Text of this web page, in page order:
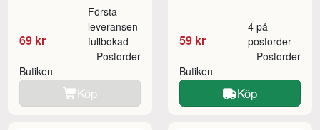
69 kr
Första
leveransen
fullbokad
Butiken
Postorder
Köp
59 kr
4 på
postorder
Butiken
Postorder
Köp